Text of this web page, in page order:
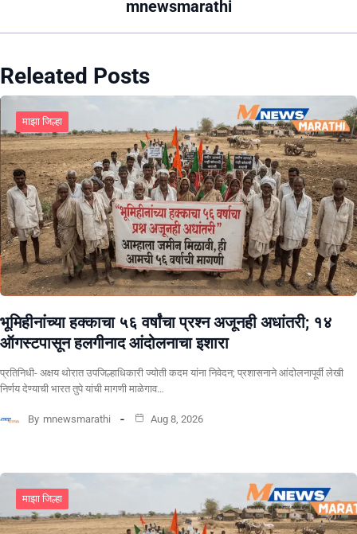
mnewsmarathi
Releated Posts
माझा जिल्हा
भूमिहीनांच्या हक्काचा ५६ वर्षांचा प्रश्न अजूनही अधांतरी; १४
ऑगस्टपासून हलगीनाद आंदोलनाचा इशारा
प्रतिनिधी- अक्षय थोरात उपजिल्हाधिकारी ज्योती कदम यांना निवेदन; प्रशासनाने आंदोलनापूर्वी लेखी
निर्णय देण्याची भारत तुपे यांची मागणी माळेगाव…
By mnewsmarathi Aug 8, 2026
माझा जिल्हा